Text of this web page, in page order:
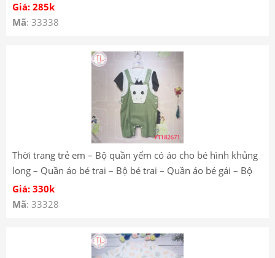
Giá: 285k
Mã: 33338
Thời trang trẻ em – Bộ quần yếm có áo cho bé hình khủng
long – Quần áo bé trai – Bộ bé trai – Quần áo bé gái – Bộ
bé gái Mã YT182671
Giá: 330k
Mã: 33328